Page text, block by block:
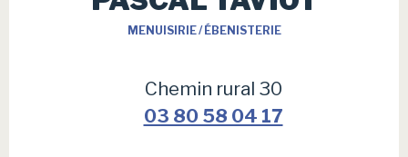
MENUISIRIE / ÉBENISTERIE
Chemin rural 30
03 80 58 04 17